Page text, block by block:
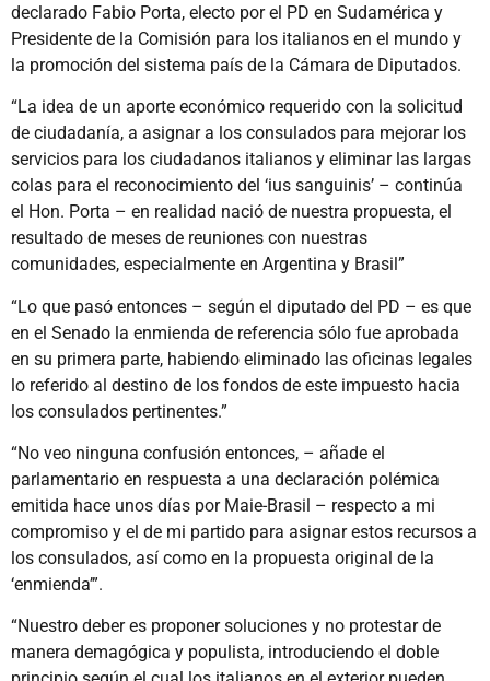
declarado Fabio Porta, electo por el PD en Sudamérica y
Presidente de la Comisión para los italianos en el mundo y
la promoción del sistema país de la Cámara de Diputados.
“La idea de un aporte económico requerido con la solicitud
de ciudadanía, a asignar a los consulados para mejorar los
servicios para los ciudadanos italianos y eliminar las largas
colas para el reconocimiento del ‘ius sanguinis’ – continúa
el Hon. Porta – en realidad nació de nuestra propuesta, el
resultado de meses de reuniones con nuestras
comunidades, especialmente en Argentina y Brasil”
“Lo que pasó entonces – según el diputado del PD – es que
en el Senado la enmienda de referencia sólo fue aprobada
en su primera parte, habiendo eliminado las oficinas legales
lo referido al destino de los fondos de este impuesto hacia
los consulados pertinentes.”
“No veo ninguna confusión entonces, – añade el
parlamentario en respuesta a una declaración polémica
emitida hace unos días por Maie-Brasil – respecto a mi
compromiso y el de mi partido para asignar estos recursos a
los consulados, así como en la propuesta original de la
‘enmienda’”.
“Nuestro deber es proponer soluciones y no protestar de
manera demagógica y populista, introduciendo el doble